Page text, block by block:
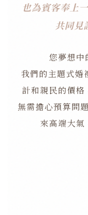
也為賓客奉上
共同見
您夢想中
我們的主題式婚
計和親民的價格
無需擔心預算問
來高端大氣